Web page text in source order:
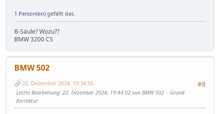
1 Person(en) gefällt das.
B-Säule? Wozu??
BMW 3200 CS
BMW 502
#8
22. Dezember 2024, 19:34:55
Letzte Bearbeitung: 22. Dezember 2024, 19:44:02 von BMW 502 Grund:
Korrektur